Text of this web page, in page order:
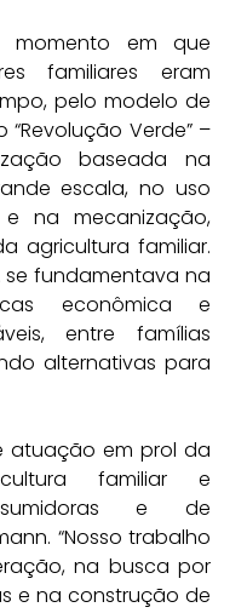
em que
familiares eram
pelo modelo de
Verde” –
baseada na
escala, no uso
na mecanização,
agricultura familiar.
se fundamentava na
econômica e
entre famílias
alternativas para
atuação em prol da
familiar e
e de
“Nosso trabalho
na busca por
e na construção de